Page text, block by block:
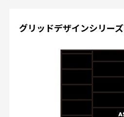
グリッドデザインシリーズ